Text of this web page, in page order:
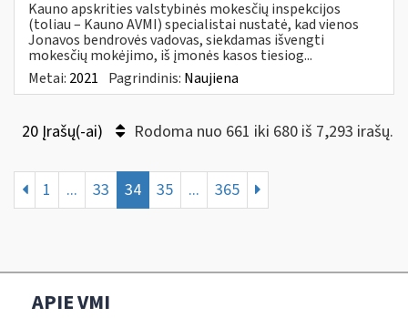
Kauno apskrities valstybinės mokesčių inspekcijos
(toliau – Kauno AVMI) specialistai nustatė, kad vienos
Jonavos bendrovės vadovas, siekdamas išvengti
mokesčių mokėjimo, iš įmonės kasos tiesiog...
Metai: 2021 Pagrindinis: Naujiena
20 Įrašų(-ai) Rodoma nuo 661 iki 680 iš 7,293 irašų.
1 ... 33 34 35 ... 365
APIE VMI